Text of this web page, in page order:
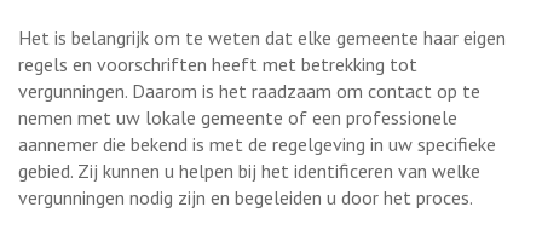
Het is belangrijk om te weten dat elke gemeente haar eigen
regels en voorschriften heeft met betrekking tot
vergunningen. Daarom is het raadzaam om contact op te
nemen met uw lokale gemeente of een professionele
aannemer die bekend is met de regelgeving in uw specifieke
gebied. Zij kunnen u helpen bij het identificeren van welke
vergunningen nodig zijn en begeleiden u door het proces.